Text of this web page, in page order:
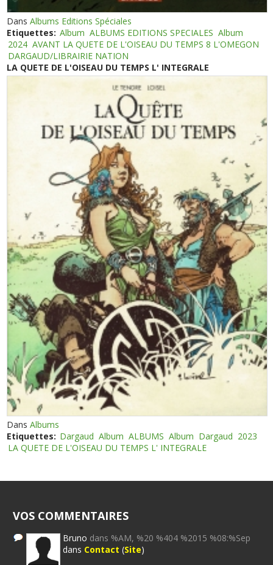
DansAlbums Editions Spéciales
Etiquettes: Album ALBUMS EDITIONS SPECIALES Album
2024 AVANT LA QUETE DE L'OISEAU DU TEMPS 8 L'OMEGON
DARGAUD/LIBRAIRIE NATION
LA QUETE DE L'OISEAU DU TEMPS L' INTEGRALE
DansAlbums
Etiquettes: Dargaud Album ALBUMS Album Dargaud 2023
LA QUETE DE L'OISEAU DU TEMPS L' INTEGRALE
VOS COMMENTAIRES
Bruno dans %AM, %20 %404 %2015 %08:%Sep
dans Contact (Site)